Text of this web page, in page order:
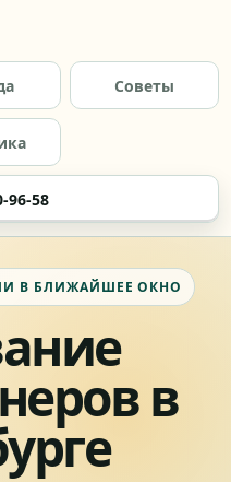
Советы
96-58
В БЛИЖАЙШЕЕ ОКНО
в